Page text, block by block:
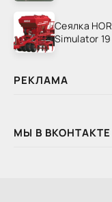
Сеялка
Simulator 19
РЕКЛАМА
МЫ В ВКОНТАКТЕ